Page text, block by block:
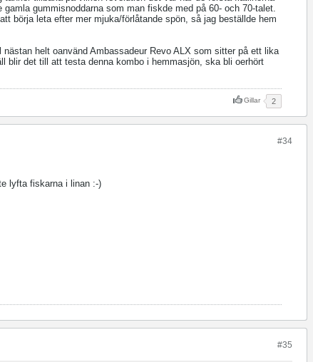
gummisnoddarna som man fiskde med på 60- och 70-talet.
börja leta efter mer mjuka/förlåtande spön, så jag beställde hem
helt oanvänd Ambassadeur Revo ALX som sitter på ett lika
blir det till att testa denna kombo i hemmasjön, ska bli oerhört
Gillar 2
#34
lyfta fiskarna i linan :-)
#35